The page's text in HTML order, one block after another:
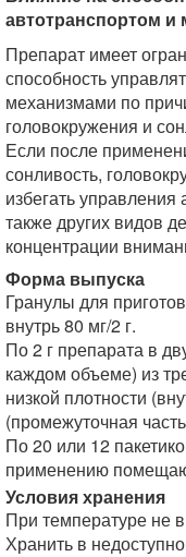
автотранспортом и
Препарат имеет
способность
механизмами по
головокружения и
Если после
сонливость,
избегать
также других видов
концентрации
Форма выпуска
Гранулы для
внутрь 80 мг/2 г.
По 2 г препарата в
каждом объеме) из
низкой плотности
(промежуточная
По 20 или 12
применению
Условия хранения
При температуре не
Хранить в